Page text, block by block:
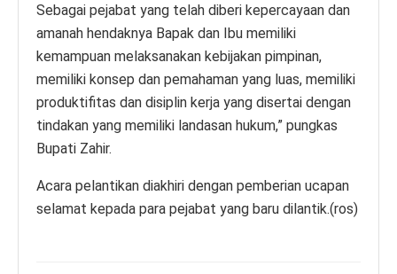
Sebagai pejabat yang telah diberi kepercayaan dan
amanah hendaknya Bapak dan Ibu memiliki
kemampuan melaksanakan kebijakan pimpinan,
memiliki konsep dan pemahaman yang luas, memiliki
produktifitas dan disiplin kerja yang disertai dengan
tindakan yang memiliki landasan hukum,” pungkas
Bupati Zahir.
Acara pelantikan diakhiri dengan pemberian ucapan
selamat kepada para pejabat yang baru dilantik.(ros)